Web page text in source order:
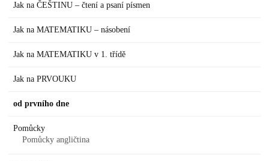
Jak na ČEŠTINU – čtení a psaní písmen
Jak na MATEMATIKU – násobení
Jak na MATEMATIKU v 1. třídě
Jak na PRVOUKU
od prvního dne
Pomůcky
Pomůcky angličtina